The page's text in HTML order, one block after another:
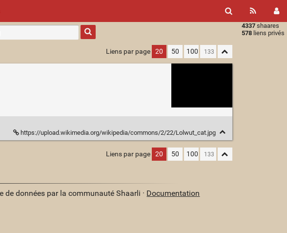
4337 shaares
578 liens privés
Type 1 or
more
characters
results.
Liens par page 20 50 100
https://upload.wikimedia.org/wikipedia/commons/2/22/Lolwut_cat.jpg
Liens par page 20 50 100
de données par la communauté Shaarli · Documentation